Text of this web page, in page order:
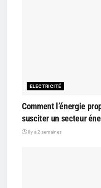
ELECTRICITÉ
Comment l’énergie
susciter un secteur
il y a 2 semaines